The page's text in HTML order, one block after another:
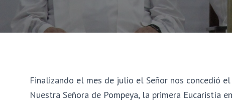
Finalizando el mes de julio el Señor nos concedió
Nuestra Señora de Pompeya, la primera Eucaristía